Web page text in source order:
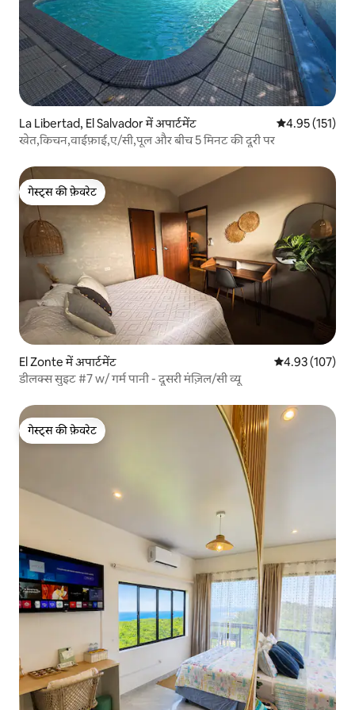
La Libertad, El Salvador में अपार्टमेंट औसत रेटिंग 5 में से
4.95 (151)
खेत,किचन,वाईफ़ाई,ए/सी,पूल और बीच 5 मिनट की दूरी पर
गेस्ट्स की फ़ेवरेट
गेस्ट्स की फ़ेवरेट
El Zonte में अपार्टमेंट औसत रेटिंग 5 में से
4.93 (107)
डीलक्स सुइट #7 w/ गर्म पानी - दूसरी मंज़िल/सी व्यू
गेस्ट्स की फ़ेवरेट
गेस्ट्स की फ़ेवरेट